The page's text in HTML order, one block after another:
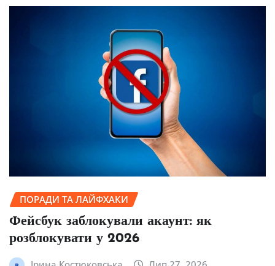
ПОРАДИ ТА ЛАЙФХАКИ
Фейсбук заблокували акаунт: як
розблокувати у 2026